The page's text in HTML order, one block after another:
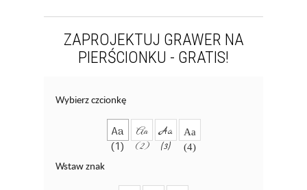
ZAPROJEKTUJ GRAWER NA
PIERŚCIONKU - GRATIS!
Wybierz czcionkę
Aa
(1)
Aa
(2)
Aa
(3)
Aa
(4)
Wstaw znak